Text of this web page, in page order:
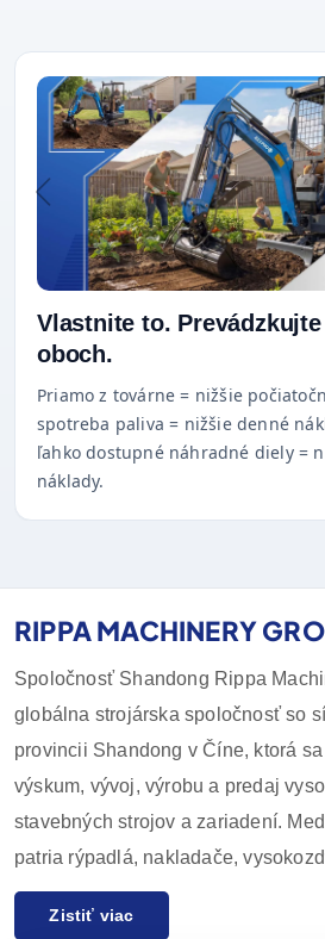
Vlastnite to.
oboch.
Priamo z továrne = nižšie
spotreba paliva = nižšie denné
ľahko dostupné náhradné diely =
náklady.
RIPPA MACHINERY
Spoločnosť Shandong Rippa
globálna strojárska spoločnosť so
provincii Shandong v Číne, ktorá
výskum, vývoj, výrobu a predaj
stavebných strojov a zariadení.
patria rýpadlá, nakladače,
riadené nakladače a ich
Zistiť viac